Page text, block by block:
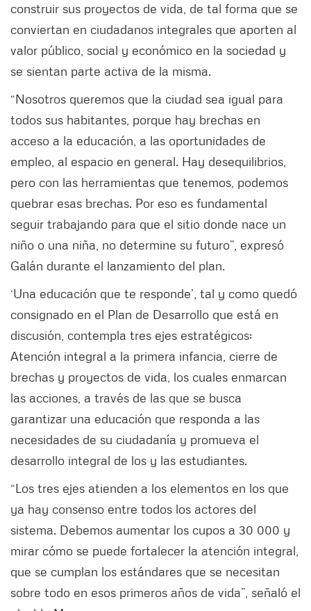
construir sus proyectos de vida, de tal forma que se
conviertan en ciudadanos integrales que aporten al
valor público, social y económico en la sociedad y
se sientan parte activa de la misma.
“Nosotros queremos que la ciudad sea igual para
todos sus habitantes, porque hay brechas en
acceso a la educación, a las oportunidades de
empleo, al espacio en general. Hay desequilibrios,
pero con las herramientas que tenemos, podemos
quebrar esas brechas. Por eso es fundamental
seguir trabajando para que el sitio donde nace un
niño o una niña, no determine su futuro”, expresó
Galán durante el lanzamiento del plan.
‘Una educación que te responde’, tal y como quedó
consignado en el Plan de Desarrollo que está en
discusión, contempla tres ejes estratégicos:
Atención integral a la primera infancia, cierre de
brechas y proyectos de vida, los cuales enmarcan
las acciones, a través de las que se busca
garantizar una educación que responda a las
necesidades de su ciudadanía y promueva el
desarrollo integral de los y las estudiantes.
“Los tres ejes atienden a los elementos en los que
ya hay consenso entre todos los actores del
sistema. Debemos aumentar los cupos a 30 000 y
mirar cómo se puede fortalecer la atención integral,
que se cumplan los estándares que se necesitan
sobre todo en esos primeros años de vida”, señaló el